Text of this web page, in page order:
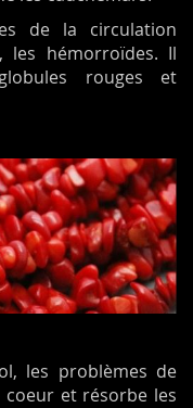
de la circulation
les hémorroïdes. Il
rouges et
les problèmes de
et résorbe les